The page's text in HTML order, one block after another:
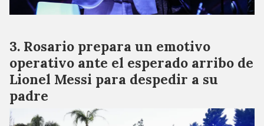
Rosario prepara un emotivo
operativo ante el esperado arribo de
Lionel Messi para despedir a su
padre